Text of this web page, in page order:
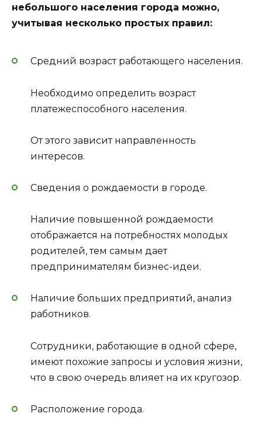
небольшого населения города можно,
учитывая несколько простых правил:
Средний возраст работающего населения.
Необходимо определить возраст
платежеспособного населения.
От этого зависит направленность
интересов.
Сведения о рождаемости в городе.
Наличие повышенной рождаемости
отображается на потребностях молодых
родителей, тем самым дает
предпринимателям бизнес-идеи.
Наличие больших предприятий, анализ
работников.
Сотрудники, работающие в одной сфере,
имеют похожие запросы и условия жизни,
что в свою очередь влияет на их кругозор.
Расположение города.